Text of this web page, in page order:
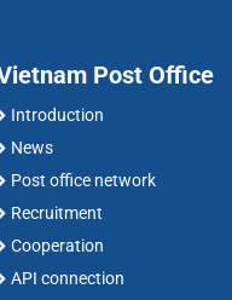
Post Office
Introduction
News
Post office network
Recruitment
Cooperation
API connection